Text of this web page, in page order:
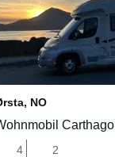
, NO
Carthago
4 2